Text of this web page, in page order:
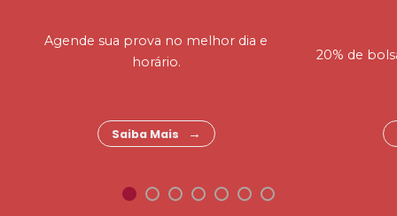
Agende sua prova no melhor dia e
horário.
Saiba Mais
20% de